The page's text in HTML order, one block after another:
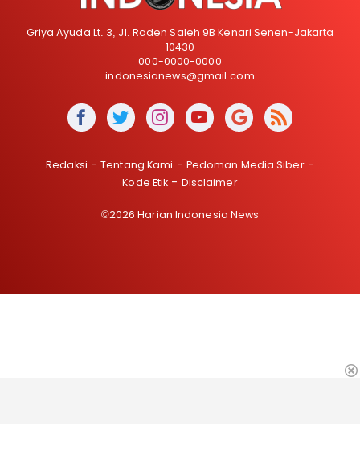
Griya Ayuda Lt. 3, Jl. Raden Saleh 9B Kenari Senen-Jakarta
10430
000-0000-0000
indonesianews@gmail.com
Redaksi Tentang Kami
Pedoman Media Siber
Kode Etik
Disclaimer
©2026 Harian Indonesia News